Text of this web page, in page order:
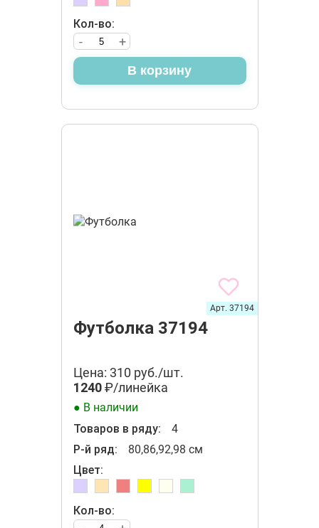
Кол-во:
+
-
В корзину
Футболка 37194
Арт. 37194
Цена: 310 руб./шт.
1240₽/линейка
● В наличии
Товаров в ряду:
4
Р-й ряд:
80,86,92,98 см
Цвет:
Кол-во: